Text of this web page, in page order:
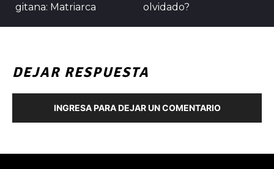
gitana: Matriarca
olvidado?
DEJAR RESPUESTA
INGRESA PARA DEJAR UN COMENTARIO